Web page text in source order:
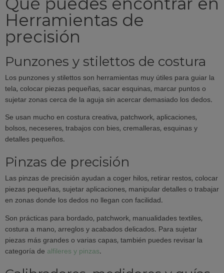
Herramientas de
precisión
Punzones y stilettos de costura
Los punzones y stilettos son herramientas muy útiles para guiar la
tela, colocar piezas pequeñas, sacar esquinas, marcar puntos o
sujetar zonas cerca de la aguja sin acercar demasiado los dedos.
Se usan mucho en costura creativa, patchwork, aplicaciones,
bolsos, neceseres, trabajos con bies, cremalleras, esquinas y
detalles pequeños.
Pinzas de precisión
Las pinzas de precisión ayudan a coger hilos, retirar restos, colocar
piezas pequeñas, sujetar aplicaciones, manipular detalles o trabajar
en zonas donde los dedos no llegan con facilidad.
Son prácticas para bordado, patchwork, manualidades textiles,
costura a mano, arreglos y acabados delicados. Para sujetar
piezas más grandes o varias capas, también puedes revisar la
categoría de alfileres y pinzas.